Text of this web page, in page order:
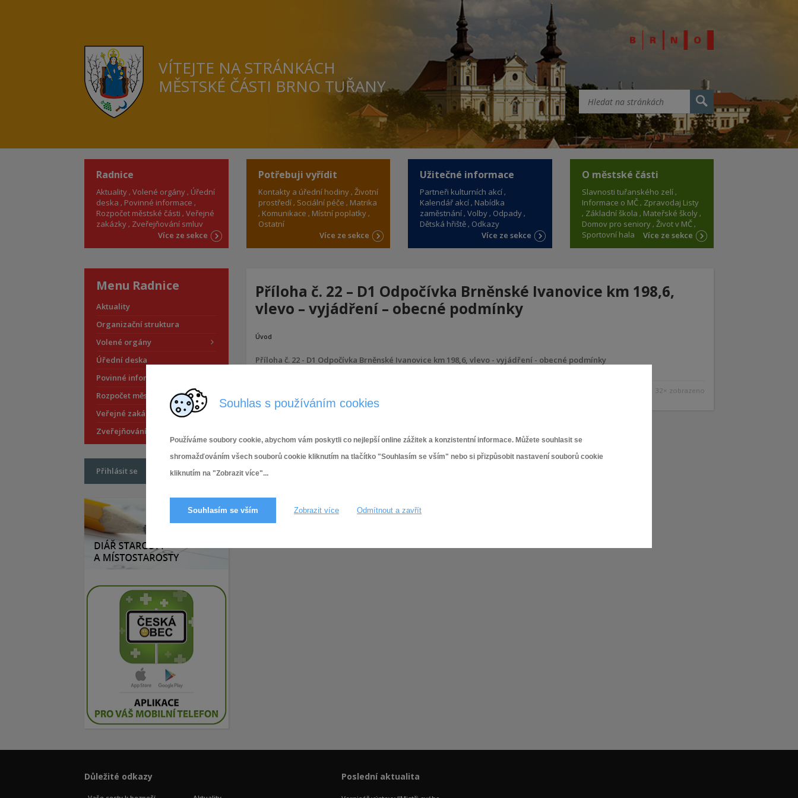
Souhlas s používáním cookies
Používáme soubory cookie, abychom vám poskytli co nejlepší online zážitek a konzistentní informace. Můžete souhlasit se
shromažďováním všech souborů cookie kliknutím na tlačítko "Souhlasím se vším" nebo si přizpůsobit nastavení souborů cookie
kliknutím na "Zobrazit více"...
Souhlasím se vším Zobrazit více Odmítnout a zavřít
VÍTEJTE NA STRÁNKÁCH
MĚSTSKÉ ČÁSTI BRNO TUŘANY
Radnice
Aktuality Volené orgány Úřední
deska
Povinné informace
Rozpočet městské části Veřejné
zakázky Zveřejňování smluv
Více ze sekce
Potřebuji vyřídit
Kontakty a úřední hodiny Životní
prostředí Sociální péče
Matrika
Komunikace
Místní poplatky
Ostatní
Více ze sekce
Užitečné informace
Partneři kulturních akcí
Kalendář akcí Nabídka
zaměstnání Volby Odpady
Dětská hřiště Odkazy
Více ze sekce
O městské části
Slavnosti tuřanského zelí
Informace o MČ Zpravodaj Listy
Základní škola
Mateřské školy
Domov pro seniory Život v MČ
Sportovní hala
Více ze sekce
Příloha č. 22 – D1 Odpočívka Brněnské Ivanovice km 198,6,
vlevo – vyjádření – obecné podmínky
Úvod
Příloha č. 22 - D1 Odpočívka Brněnské Ivanovice km 198,6, vlevo - vyjádření - obecné podmínky
32× zobrazeno
Menu Radnice
Aktuality
Organizační struktura
Volené orgány
Úřední deska
Povinné informace
Rozpočet městské části
Veřejné zakázky
Zveřejňování smluv
Přihlásit se
Důležité odkazy Poslední aktualita